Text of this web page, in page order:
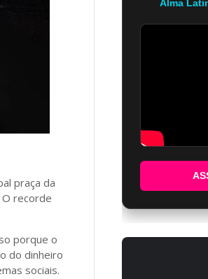
praça da
O recorde
porque o
do dinheiro
sociais.
Alma